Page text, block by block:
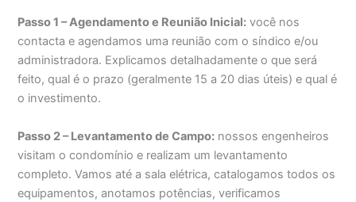
Passo 1 – Agendamento e Reunião Inicial: você nos
contacta e agendamos uma reunião com o síndico e/ou
administradora. Explicamos detalhadamente o que será
feito, qual é o prazo (geralmente 15 a 20 dias úteis) e qual é
o investimento.
Passo 2 – Levantamento de Campo: nossos engenheiros
visitam o condomínio e realizam um levantamento
completo. Vamos até a sala elétrica, catalogamos todos os
equipamentos, anotamos potências, verificamos